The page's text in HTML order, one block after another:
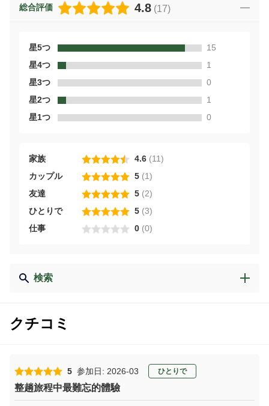
総合評価 4.8 (17)
星5つ
15
星4つ
1
星3つ
0
星2つ
1
星1つ
0
家族 4.6 (11)
カップル
5 (1)
友達
5 (2)
ひとりで
5 (3)
仕事
0 (0)
検索
クチコミ
5 参加日: 2026-03 ひとりで
整趟旅程中最難忘的體驗